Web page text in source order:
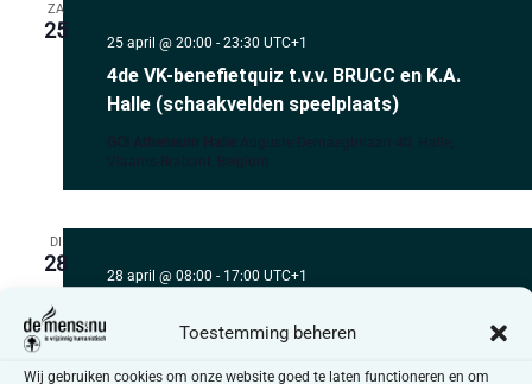
Toestemming beheren
Wij gebruiken cookies om onze website goed te laten functioneren en om
ZA
25
4de VK-benefietquiz t.v.v. BRUCC en K.A.
Halle (schaakvelden speelplaats)
25 april @ 20:00 - 23:30 UTC+1
DI
28
zorgvolmacht en nalatenschap
28 april @ 08:00 - 17:00 UTC+1